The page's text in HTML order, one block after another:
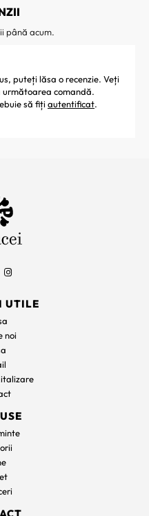
până acum.
puteți lăsa o recenzie. Veți
următoarea comandă.
să fiți autentificat.
UTILE
noi